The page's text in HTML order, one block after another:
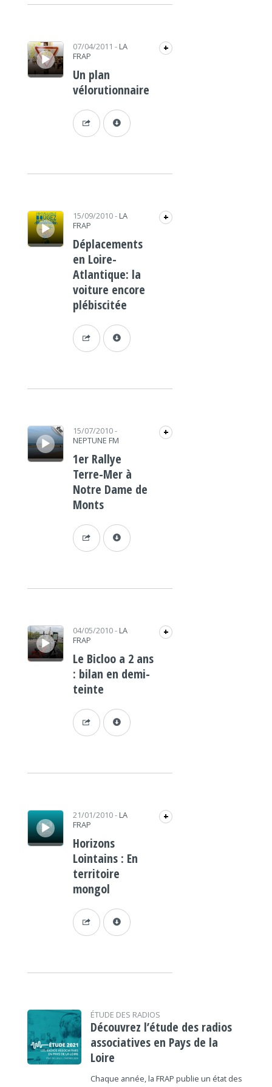
Lecteur audio 07/04/2011 - LA
FRAP
+
Un plan
vélorutionnaire
Lecteur audio 15/09/2010- LA
FRAP
+
Déplacements
en Loire-
Atlantique: la
voiture encore
plébiscitée
Lecteur audio 15/07/2010-
NEPTUNE FM
+
1er Rallye
Terre-Mer à
Notre Dame de
Monts
Lecteur audio 04/05/2010- LA
FRAP
+
Le Bicloo a 2 ans
: bilan en demi-
teinte
Lecteur audio 21/01/2010- LA
FRAP
+
Horizons
Lointains : En
territoire
mongol
ÉTUDE DES RADIOS
Découvrez l’étude des radios
associatives en Pays de la
Loire
Chaque année, la FRAP publie un état des